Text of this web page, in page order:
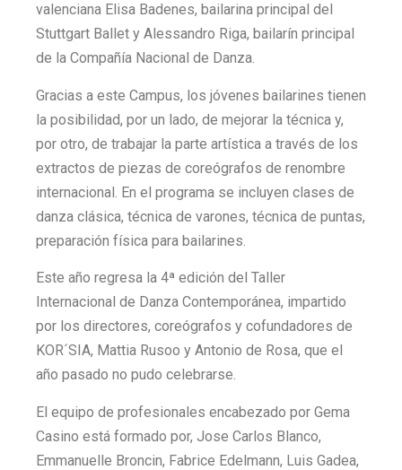
valenciana Elisa Badenes, bailarina principal del
Stuttgart Ballet y Alessandro Riga, bailarín principal
de la Compañía Nacional de Danza.
Gracias a este Campus, los jóvenes bailarines tienen
la posibilidad, por un lado, de mejorar la técnica y,
por otro, de trabajar la parte artística a través de los
extractos de piezas de coreógrafos de renombre
internacional. En el programa se incluyen clases de
danza clásica, técnica de varones, técnica de puntas,
preparación física para bailarines.
Este año regresa la 4ª edición del Taller
Internacional de Danza Contemporánea, impartido
por los directores, coreógrafos y cofundadores de
KOR´SIA, Mattia Rusoo y Antonio de Rosa, que el
año pasado no pudo celebrarse.
El equipo de profesionales encabezado por Gema
Casino está formado por, Jose Carlos Blanco,
Emmanuelle Broncin, Fabrice Edelmann, Luis Gadea,